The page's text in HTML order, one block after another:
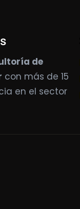
de
con más de 15
en el sector